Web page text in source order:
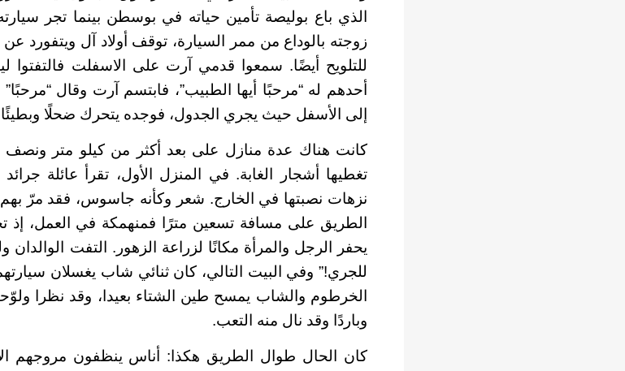
الذي باع بوليصة تأمين حياته في بوسطن بينما تجر
زوجته بالوداع من ممر السيارة، توقف أولاد آل ويتفورد
للتلويح أيضًا. سمعوا قدمي آرت على الاسفلت
أحدهم له “مرحبًا أيها الطبيب”، فابتسم آرت وقال
إلى الأسفل حيث يجري الجدول، فوجده يتحرك ضحلًا وبطيئًا
كانت هناك عدة منازل على بعد أكثر من كيلو متر
تغطيها أشجار الغابة. في المنزل الأول، تقرأ عائلة
نزهات نصبتها في الخارج. شعر وكأنه جاسوس، فقد مرّ بهم
الطريق على مسافة تسعين مترًا فمنهمكة في العمل، إذ
يحفر الرجل والمرأة مكانًا لزراعة الزهور. التفت
للجري!” وفي البيت التالي، كان ثنائي شاب يغسلان
الخرطوم والشاب يمسح طين الشتاء بعيدا، وقد نظرا
وباردًا وقد نال منه التعب.
كان الحال طوال الطريق هكذا: أناس ينظفون مروجهم